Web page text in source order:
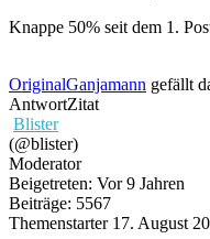
Knappe 50% seit dem 1.
OriginalGanjamann gefällt
AntwortZitat
Blister
(@blister)
Moderator
Beigetreten: Vor 9 Jahren
Beiträge: 5567
Themenstarter 17. August